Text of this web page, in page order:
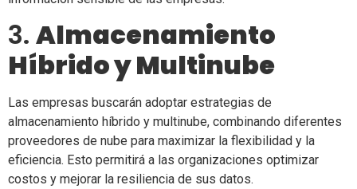
3. Almacenamiento
Híbrido y Multinube
Las empresas buscarán adoptar estrategias de
almacenamiento híbrido y multinube, combinando diferentes
proveedores de nube para maximizar la flexibilidad y la
eficiencia. Esto permitirá a las organizaciones optimizar
costos y mejorar la resiliencia de sus datos.